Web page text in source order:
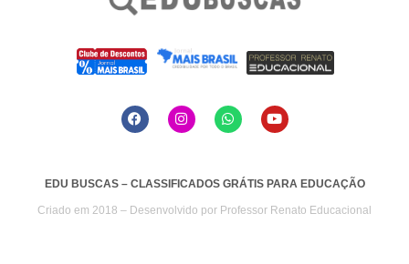
EDU BUSCAS – CLASSIFICADOS GRÁTIS PARA EDUCAÇÃO
Criado em 2018 – Desenvolvido por Professor Renato Educacional